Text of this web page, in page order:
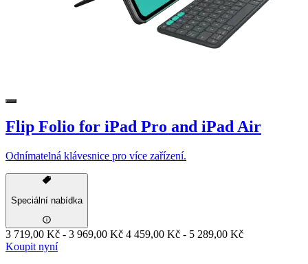
Flip Folio for iPad Pro and iPad Air
Odnímatelná klávesnice pro více zařízení.
Speciální nabídka
3 719,00 Kč - 3 969,00 Kč 4 459,00 Kč - 5 289,00 Kč
Koupit nyní